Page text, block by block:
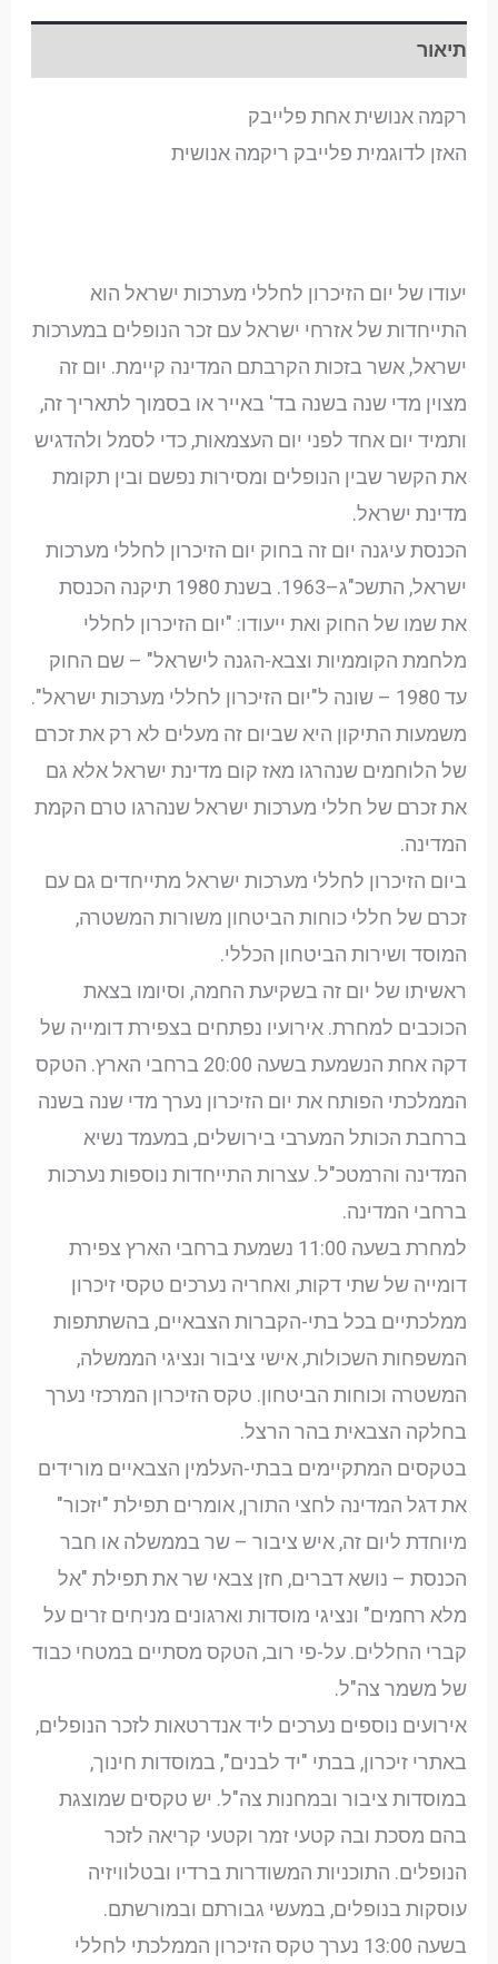
תיאור
רקמה אנושית אחת פלייבק
האזן לדוגמית פלייבק ריקמה אנושית
יעודו של יום הזיכרון לחללי מערכות ישראל הוא
התייחדות של אזרחי ישראל עם זכר הנופלים במערכות
ישראל, אשר בזכות הקרבתם המדינה קיימת. יום זה
מצוין מדי שנה בשנה בד' באייר או בסמוך לתאריך זה,
ותמיד יום אחד לפני יום העצמאות, כדי לסמל ולהדגיש
את הקשר שבין הנופלים ומסירות נפשם ובין תקומת
מדינת ישראל.
הכנסת עיגנה יום זה בחוק יום הזיכרון לחללי מערכות
ישראל, התשכ"ג–1963. בשנת 1980 תיקנה הכנסת
את שמו של החוק ואת ייעודו: "יום הזיכרון לחללי
מלחמת הקוממיות וצבא-הגנה לישראל" – שם החוק
עד 1980 – שונה ל"יום הזיכרון לחללי מערכות ישראל".
משמעות התיקון היא שביום זה מעלים לא רק את זכרם
של הלוחמים שנהרגו מאז קום מדינת ישראל אלא גם
את זכרם של חללי מערכות ישראל שנהרגו טרם הקמת
המדינה.
ביום הזיכרון לחללי מערכות ישראל מתייחדים גם עם
זכרם של חללי כוחות הביטחון משורות המשטרה,
המוסד ושירות הביטחון הכללי.
ראשיתו של יום זה בשקיעת החמה, וסיומו בצאת
הכוכבים למחרת. אירועיו נפתחים בצפירת דומייה של
דקה אחת הנשמעת בשעה 20:00 ברחבי הארץ. הטקס
הממלכתי הפותח את יום הזיכרון נערך מדי שנה בשנה
ברחבת הכותל המערבי בירושלים, במעמד נשיא
המדינה והרמטכ"ל. עצרות התייחדות נוספות נערכות
ברחבי המדינה.
למחרת בשעה 11:00 נשמעת ברחבי הארץ צפירת
דומייה של שתי דקות, ואחריה נערכים טקסי זיכרון
ממלכתיים בכל בתי-הקברות הצבאיים, בהשתתפות
המשפחות השכולות, אישי ציבור ונציגי הממשלה,
המשטרה וכוחות הביטחון. טקס הזיכרון המרכזי נערך
בחלקה הצבאית בהר הרצל.
בטקסים המתקיימים בבתי-העלמין הצבאיים מורידים
את דגל המדינה לחצי התורן, אומרים תפילת "יזכור"
מיוחדת ליום זה, איש ציבור – שר בממשלה או חבר
הכנסת – נושא דברים, חזן צבאי שר את תפילת "אל
מלא רחמים" ונציגי מוסדות וארגונים מניחים זרים על
קברי החללים. על-פי רוב, הטקס מסתיים במטחי כבוד
של משמר צה"ל.
אירועים נוספים נערכים ליד אנדרטאות לזכר הנופלים,
באתרי זיכרון, בבתי "יד לבנים", במוסדות חינוך,
במוסדות ציבור ובמחנות צה"ל. יש טקסים שמוצגת
בהם מסכת ובה קטעי זמר וקטעי קריאה לזכר
הנופלים. התוכניות המשודרות ברדיו ובטלוויזיה
עוסקות בנופלים, במעשי גבורתם ובמורשתם.
בשעה 13:00 נערך טקס הזיכרון הממלכתי לחללי